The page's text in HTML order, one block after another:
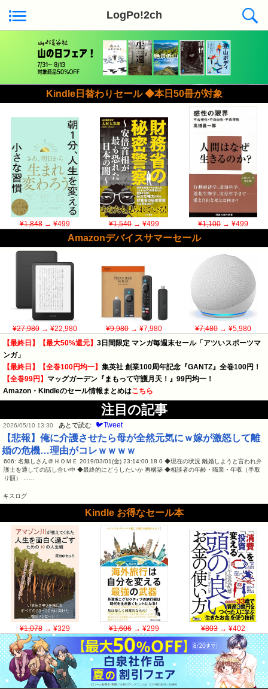
LogPo!2ch
Kindle日替わりセール ◆本日50冊が対象
¥1,848→ ¥499 ¥1,540→ ¥499 ¥1,100→ ¥499
Amazonデバイスサマーセール
¥27,980→ ¥22,980 ¥9,980→ ¥7,980 ¥7,480→ ¥5,980
【最終日】【最大50%還元】 3日間限定 マンガ毎週末セール「アツいスポーツマ
ンガ」
【最終日】【全巻100円均一】 集英社 創業100周年記念『GANTZ』全巻100円！
【全巻99円】 マッグガーデン『まもって守護月天！』99円均一！
Amazon・Kindleのセール情報まとめはこちら
注目の記事
2026/05/10 13:30 あとで読む 🐦Tweet
【悲報】俺に介護させたら母が全然元気にｗ嫁が激怒して離
婚の危機…理由がコレｗｗｗｗ
606: 名無しさん＠ＨＯＭＥ 2019/03/01(金) 23:14:00.18 0 ◆現在の状況 離婚しようと言われ弁
護士を通しての話し合い中 ◆最終的にどうしたいか 再構築 ◆相談者の年齢・職業・年収（手取
り額） ...…
キスログ
Kindle お得なセール本
¥1,078→ ¥329 ¥1,606→ ¥299 ¥803→ ¥402